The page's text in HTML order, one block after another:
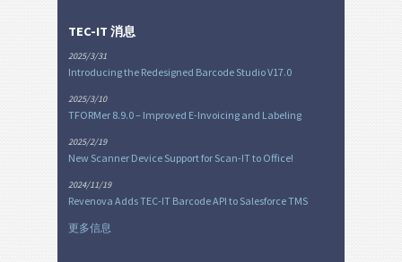
TEC-IT 消息
2025/3/31
Introducing the Redesigned Barcode Studio V17.0
2025/3/10
TFORMer 8.9.0 – Improved E-Invoicing and Labeling
2025/2/19
New Scanner Device Support for Scan-IT to Office!
2024/11/19
Revenova Adds TEC-IT Barcode API to Salesforce TMS
更多信息